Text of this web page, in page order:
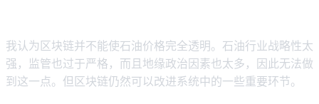
我认为区块链并不能使石油价格完全透明。石油行业战略性太
强，监管也过于严格，而且地缘政治因素也太多，因此无法做
到这一点。但区块链仍然可以改进系统中的一些重要环节。